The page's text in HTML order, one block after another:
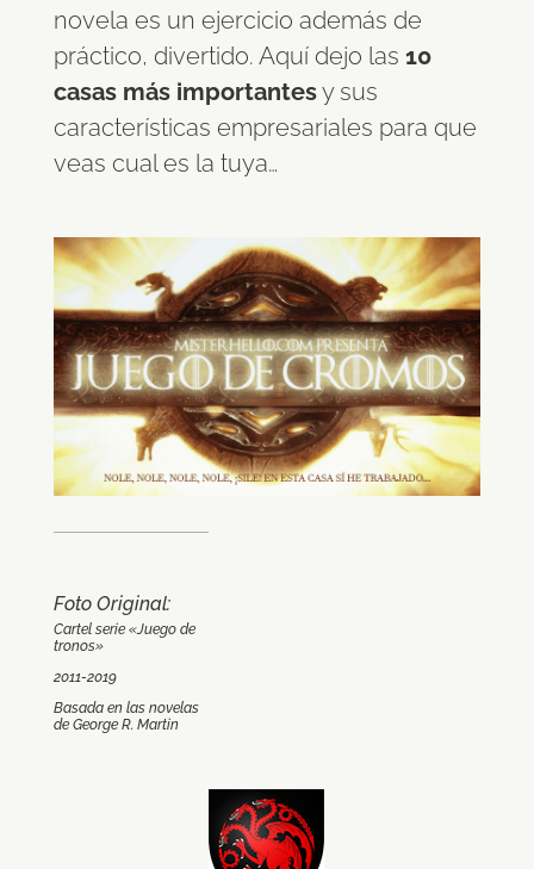
novela es un ejercicio además de
práctico, divertido. Aquí dejo las 10
casas más importantesy sus
características empresariales para que
veas cual es la tuya…
Foto Original:
Cartel serie «Juego de
tronos»
2011-2019
Basada en las novelas
de George R. Martin